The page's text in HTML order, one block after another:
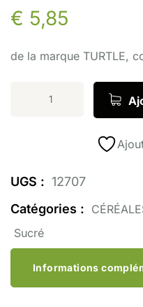
€ 5,85
de la marque TURTLE,
UGS : 12707
Catégories :
Sucré
Informations